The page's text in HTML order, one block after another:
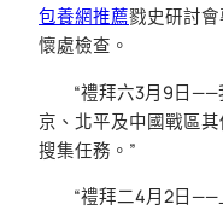
包養網推薦戮史研討
懷處檢查。
“禮拜六3月9日——
京、北平及中國戰區
搜集任務。”
“禮拜二4月2日——